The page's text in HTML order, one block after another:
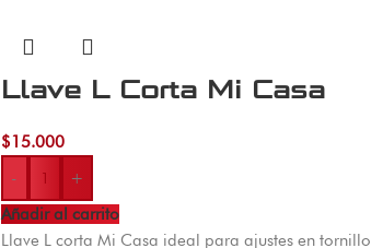
Llave L Corta Mi Casa
$15.000
-
+
Añadir al carrito
Llave L corta Mi Casa ideal para ajustes en